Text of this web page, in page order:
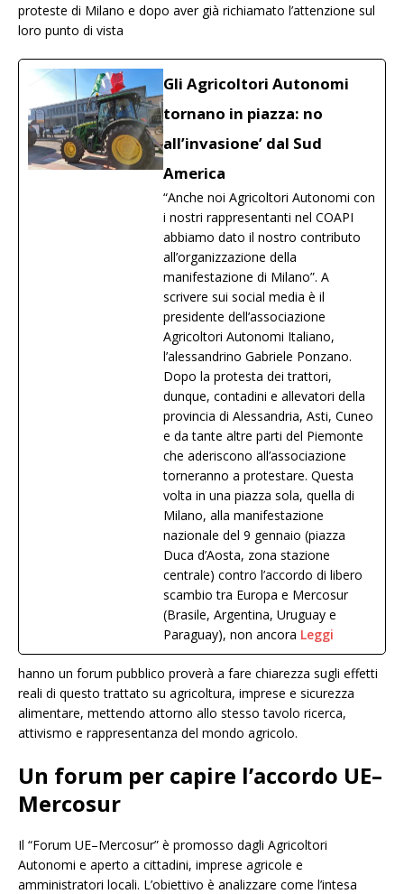
proteste di Milano e dopo aver già richiamato l’attenzione sul
loro punto di vista
Gli Agricoltori Autonomi
tornano in piazza: no
all’invasione’ dal Sud
America
“Anche noi Agricoltori Autonomi con
i nostri rappresentanti nel COAPI
abbiamo dato il nostro contributo
all’organizzazione della
manifestazione di Milano”. A
scrivere sui social media è il
presidente dell’associazione
Agricoltori Autonomi Italiano,
l’alessandrino Gabriele Ponzano.
Dopo la protesta dei trattori,
dunque, contadini e allevatori della
provincia di Alessandria, Asti, Cuneo
e da tante altre parti del Piemonte
che aderiscono all’associazione
torneranno a protestare. Questa
volta in una piazza sola, quella di
Milano, alla manifestazione
nazionale del 9 gennaio (piazza
Duca d’Aosta, zona stazione
centrale) contro l’accordo di libero
scambio tra Europa e Mercosur
(Brasile, Argentina, Uruguay e
Paraguay), non ancora Leggi
hanno un forum pubblico proverà a fare chiarezza sugli effetti
reali di questo trattato su agricoltura, imprese e sicurezza
alimentare, mettendo attorno allo stesso tavolo ricerca,
attivismo e rappresentanza del mondo agricolo.
Un forum per capire l’accordo UE–
Mercosur
Il “Forum UE–Mercosur” è promosso dagli Agricoltori
Autonomi e aperto a cittadini, imprese agricole e
amministratori locali. L’obiettivo è analizzare come l’intesa